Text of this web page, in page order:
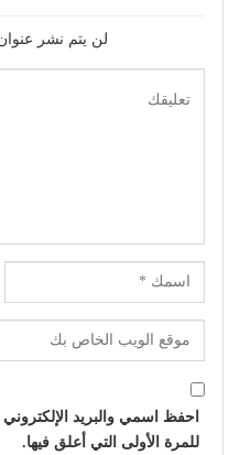
لن يتم نشر
احفظ اسمي والبريد
للمرة الأولى التي أعلق فيها.